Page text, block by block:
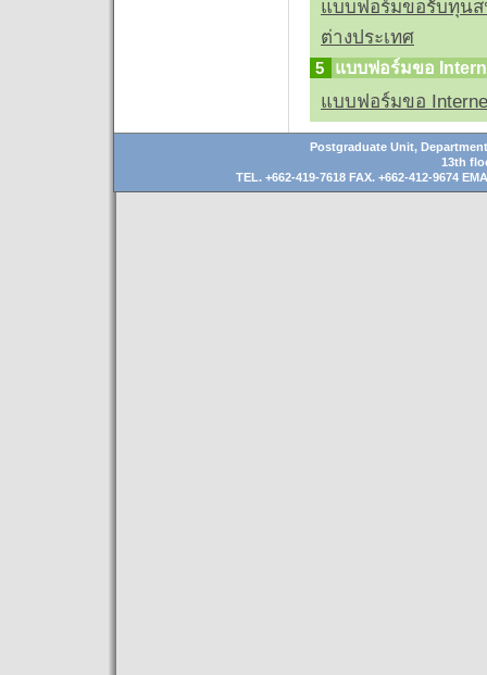
แบบฟอร์มขอรับทุน
ต่างประเทศ
5 แบบฟอร์มขอ
แบบฟอร์มขอ
Postgraduate Unit,
13th
TEL. +662-419-7618 FAX. +662-412-9674